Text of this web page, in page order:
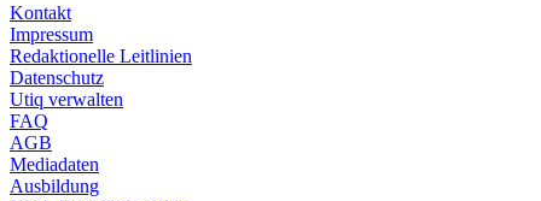
Kontakt
Impressum
Redaktionelle Leitlinien
Datenschutz
Utiq verwalten
FAQ
AGB
Mediadaten
Ausbildung